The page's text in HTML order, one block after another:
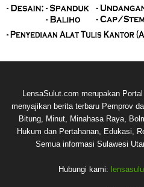
LensaSulut.com merupakan
menyajikan berita terbaru Pemprov
Bitung, Minut, Minahasa Raya,
Hukum dan Pertahanan, Edukasi,
Semua informasi Sulawesi
Hubungi kami: